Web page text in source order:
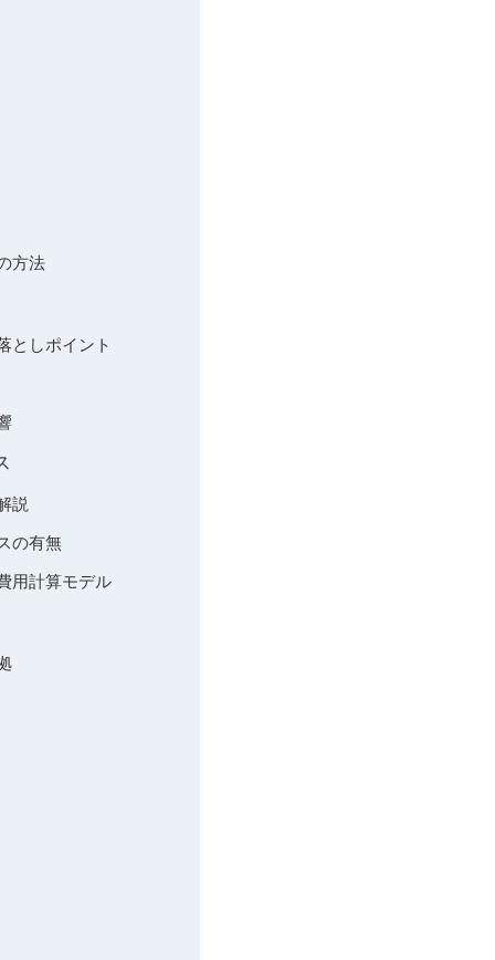
方法
としポイント
説
の有無
用計算モデル